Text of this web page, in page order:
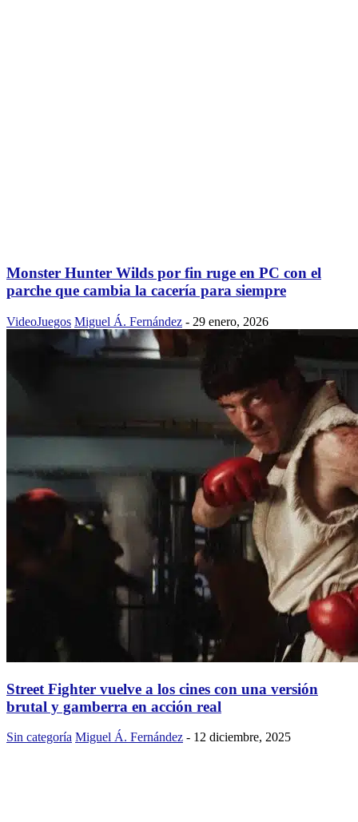
Monster Hunter Wilds por fin ruge en PC con el
parche que cambia la cacería para siempre
VideoJuegos Miguel Á. Fernández - 29 enero, 2026
Street Fighter vuelve a los cines con una versión
brutal y gamberra en acción real
Sin categoría Miguel Á. Fernández - 12 diciembre, 2025